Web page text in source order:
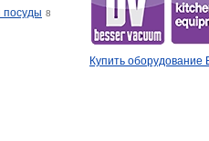
​​Купить оборудование
посуды 8